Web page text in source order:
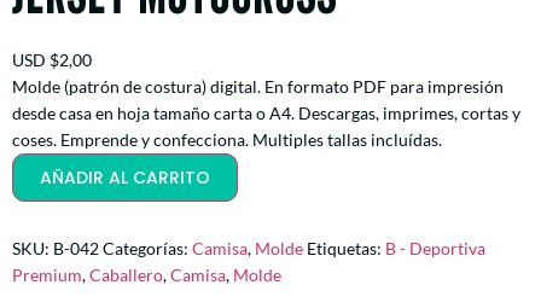
USD $2,00
Molde (patrón de costura) digital. En formato PDF para impresión
desde casa en hoja tamaño carta o A4. Descargas, imprimes, cortas y
coses. Emprende y confecciona. Multiples tallas incluídas.
AÑADIR AL CARRITO
SKU: B-042Categorías: Camisa, Molde Etiquetas: B - Deportiva
Premium,Caballero,Camisa, Molde